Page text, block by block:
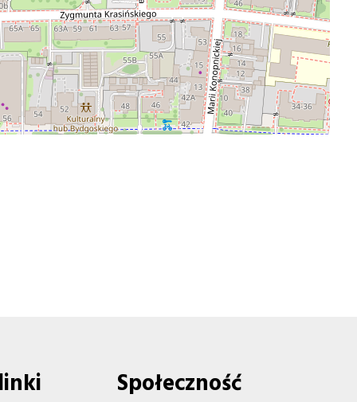
Społeczność